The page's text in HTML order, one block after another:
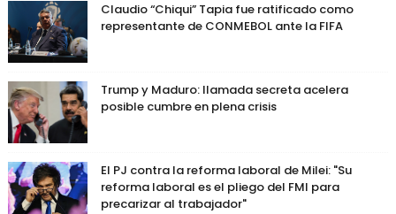
Claudio “Chiqui” Tapia fue ratificado como
representante de CONMEBOL ante la FIFA
Trump y Maduro: llamada secreta acelera
posible cumbre en plena crisis
El PJ contra la reforma laboral de Milei: "Su
reforma laboral es el pliego del FMI para
precarizar al trabajador"